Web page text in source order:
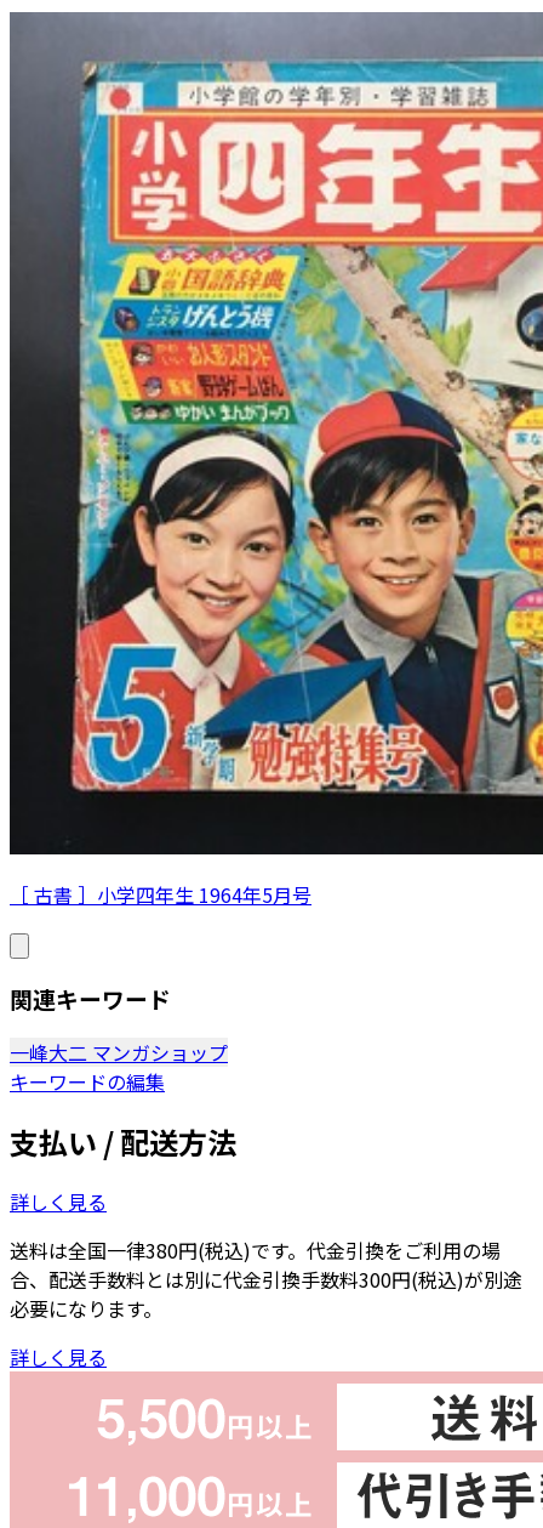
［ 古書 ］小学四年生 1964年5月号
関連キーワード
一峰大二 マンガショップ
キーワードの編集
支払い / 配送方法
詳しく見る
送料は全国一律380円(税込)です。代金引換をご利用の場
合、配送手数料とは別に代金引換手数料300円(税込)が別途
必要になります。
詳しく見る